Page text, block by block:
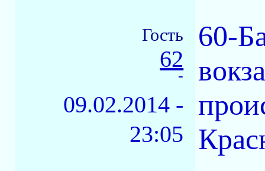
Гость
62
-
09.02.2014 -
23:05
60-